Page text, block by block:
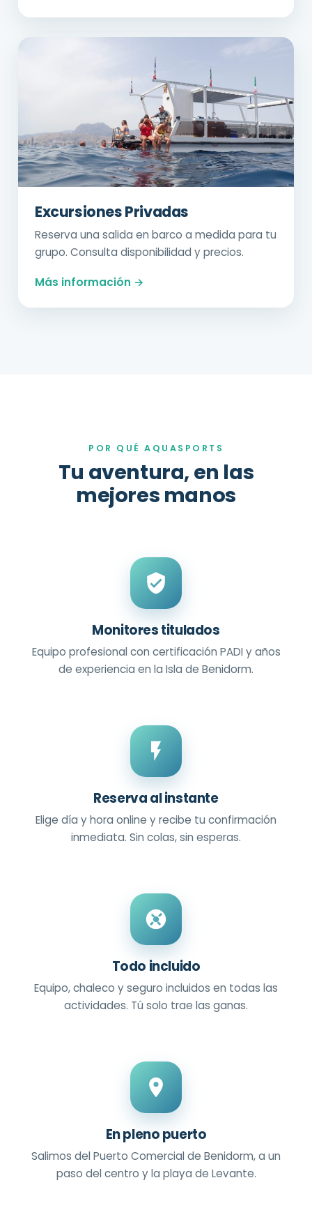
Excursiones Privadas
Reserva una salida en barco a medida para tu
grupo. Consulta disponibilidad y precios.
Más información →
POR QUÉ AQUASPORTS
Tu aventura, en las
mejores manos
Monitores titulados
Equipo profesional con certificación PADI y años
de experiencia en la Isla de Benidorm.
Reserva al instante
Elige día y hora online y recibe tu confirmación
inmediata. Sin colas, sin esperas.
Todo incluido
Equipo, chaleco y seguro incluidos en todas las
actividades. Tú solo trae las ganas.
En pleno puerto
Salimos del Puerto Comercial de Benidorm, a un
paso del centro y la playa de Levante.